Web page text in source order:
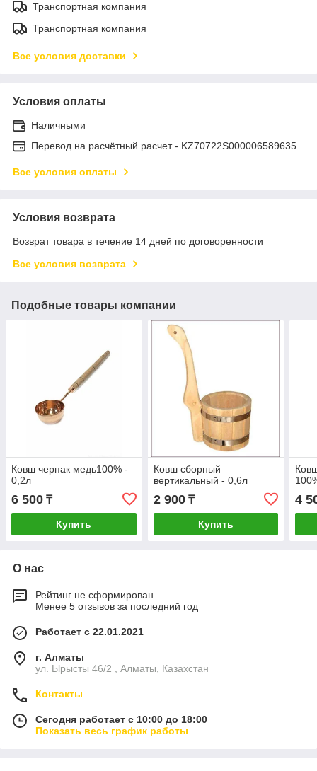
Транспортная компания
Транспортная компания
Все условия доставки
Условия оплаты
Наличными
Перевод на расчётный расчет - KZ70722S000006589635
Все условия оплаты
Условия возврата
Возврат товара в течение 14 дней по договоренности
Все условия возврата
Подобные товары компании
Ковш черпак медь100% -
0,2л
6 500 ₸
Купить
Ковш сборный
вертикальный - 0,6л
2 900₸
Купить
4
О нас
Рейтинг не сформирован
Менее 5 отзывов за последний год
Работает с 22.01.2021
г. Алматы
ул. Ырысты 46/2 , Алматы, Казахстан
Контакты
Сегодня работает с 10:00 до 18:00
Показать весь график работы